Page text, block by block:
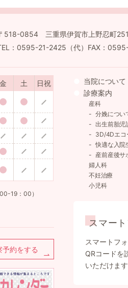
518-0854 三重県伊賀市上野忍町
：0595-21-2425（代）FAX：
金 土 日祝
19：00）
約をする
当院について
診療案内
産科
分娩につい
出生前胎児
3D/4Dエコ
快適な入院
産前産後サ
婦人科
不妊治療
小児科
スマー
スマートフ
QRコードを
いただけます